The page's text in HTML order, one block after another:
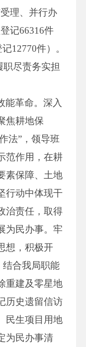
理、并行办
记66316件
12770件）。
职尽责务实担
能革命。深入
焦耕地保
法”，领导班
范作用，在耕
素保障、土地
行动中体现干
治责任，取得
为民办事。牢
想，积极开
结合我局职能
重建及零星地
历史遗留信访
民生项目用地
为民办事清